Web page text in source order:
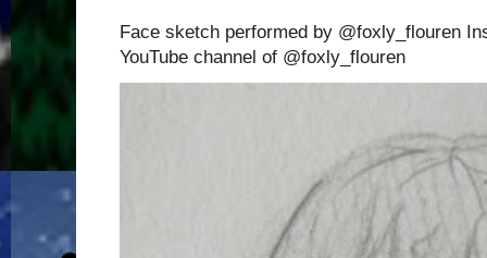
Face sketch performed by @foxly_flouren
YouTube channel of @foxly_flouren